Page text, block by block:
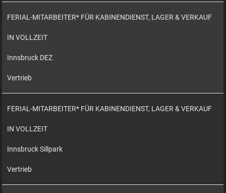
FERIAL-MITARBEITER* FÜR KABINENDIENST, LAGER & VERKAUF
IN VOLLZEIT
Innsbruck DEZ
Vertrieb
FERIAL-MITARBEITER* FÜR KABINENDIENST, LAGER & VERKAUF
IN VOLLZEIT
Innsbruck Sillpark
Vertrieb